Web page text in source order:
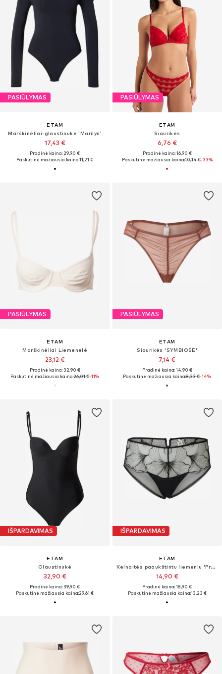
PASIŪLYMAS
ETAM
Marškinėliai-glaustinukė 'Marilyn'
17,43 €
Pradinė kaina: 29,90 €
Paskutinė mažiausia kaina:11,21 €
PASIŪLYMAS
ETAM
Siaurikės
6,76 €
Pradinė kaina: 16,90 €
Paskutinė mažiausia kaina:10,14 €-33%
PASIŪLYMAS
ETAM
Marškinėliai Liemenėlė
23,12 €
Pradinė kaina: 32,90 €
Paskutinė mažiausia kaina:26,01 €-11%
PASIŪLYMAS
ETAM
Siaurikės 'SYMBIOSE'
7,14 €
Pradinė kaina: 14,90 €
Paskutinė mažiausia kaina:8,33 €-14%
IŠPARDAVIMAS
ETAM
Glaustinukė
32,90 €
Pradinė kaina: 39,90 €
Paskutinė mažiausia kaina:29,61 €
IŠPARDAVIMAS
ETAM
Kelnaitės paaukštintu liemeniu 'Prelude'
14,90 €
Pradinė kaina: 18,90 €
Paskutinė mažiausia kaina:13,23 €